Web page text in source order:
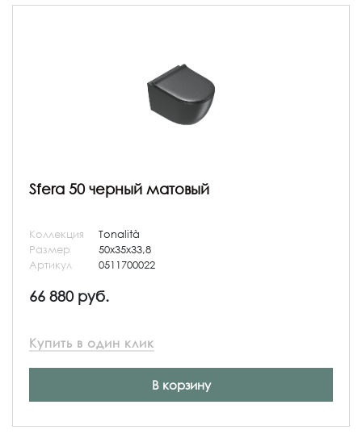
Sfera 50 черный матовый
Коллекция
Tonalità
Размер
50x35x33,8
Артикул
0511700022
66 880 руб.
Купить в один клик
В корзину